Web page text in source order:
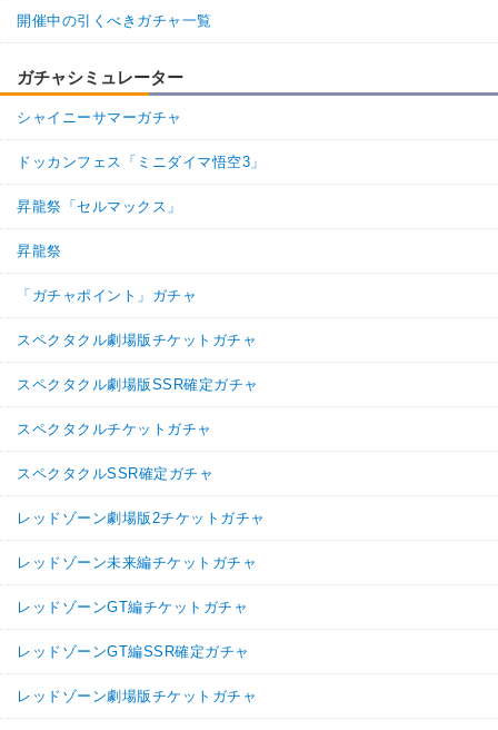
開催中の引くべきガチャ一覧
ガチャシミュレーター
シャイニーサマーガチャ
ドッカンフェス「ミニダイマ悟空3」
昇龍祭「セルマックス」
昇龍祭
「ガチャポイント」ガチャ
スペクタクル劇場版チケットガチャ
スペクタクル劇場版SSR確定ガチャ
スペクタクルチケットガチャ
スペクタクルSSR確定ガチャ
レッドゾーン劇場版2チケットガチャ
レッドゾーン未来編チケットガチャ
レッドゾーンGT編チケットガチャ
レッドゾーンGT編SSR確定ガチャ
レッドゾーン劇場版チケットガチャ